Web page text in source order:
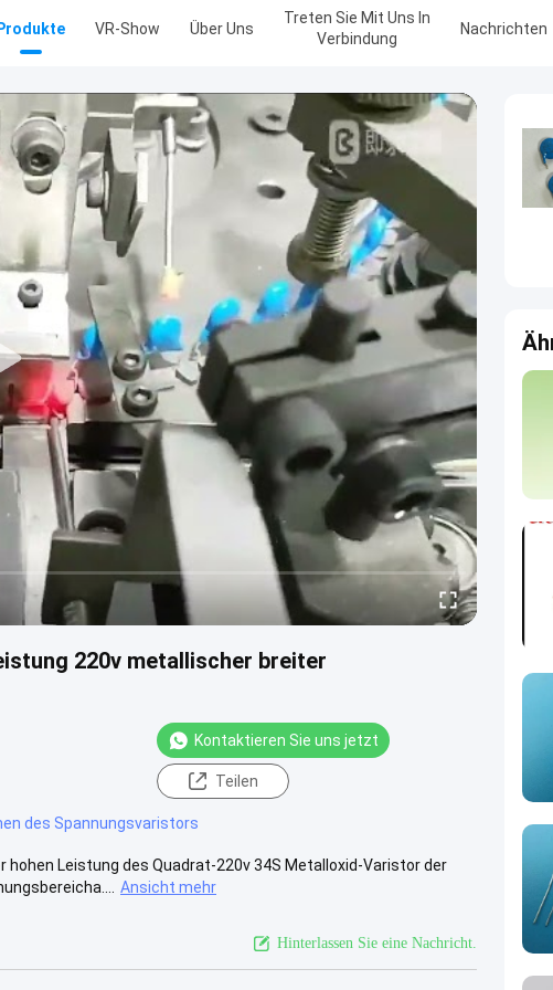
VR-Show Über Uns
Treten Sie Mit Uns In
Verbindung
Nachrichten
220v metallischer breiter
Kontaktieren Sie uns jetzt
Teilen
des Spannungsvaristors
hohen Leistung des Quadrat-220v 34S Metalloxid-Varistor der
Ansicht mehr
Hinterlassen Sie eine Nachricht.